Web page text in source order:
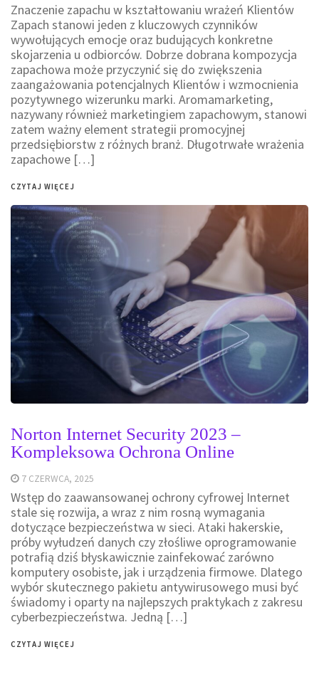
Znaczenie zapachu w kształtowaniu wrażeń Klientów
Zapach stanowi jeden z kluczowych czynników
wywołujących emocje oraz budujących konkretne
skojarzenia u odbiorców. Dobrze dobrana kompozycja
zapachowa może przyczynić się do zwiększenia
zaangażowania potencjalnych Klientów i wzmocnienia
pozytywnego wizerunku marki. Aromamarketing,
nazywany również marketingiem zapachowym, stanowi
zatem ważny element strategii promocyjnej
przedsiębiorstw z różnych branż. Długotrwałe wrażenia
zapachowe […]
CZYTAJ WIĘCEJ
Norton Internet Security 2023 –
Kompleksowa Ochrona Online
7 CZERWCA, 2025
Wstęp do zaawansowanej ochrony cyfrowej Internet
stale się rozwija, a wraz z nim rosną wymagania
dotyczące bezpieczeństwa w sieci. Ataki hakerskie,
próby wyłudzeń danych czy złośliwe oprogramowanie
potrafią dziś błyskawicznie zainfekować zarówno
komputery osobiste, jak i urządzenia firmowe. Dlatego
wybór skutecznego pakietu antywirusowego musi być
świadomy i oparty na najlepszych praktykach z zakresu
cyberbezpieczeństwa. Jedną […]
CZYTAJ WIĘCEJ